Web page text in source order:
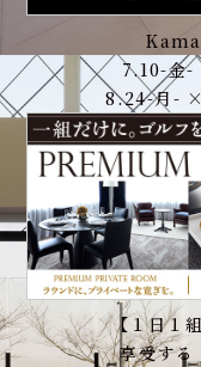
7.10-金
8.24-月-
【１日１
享受する